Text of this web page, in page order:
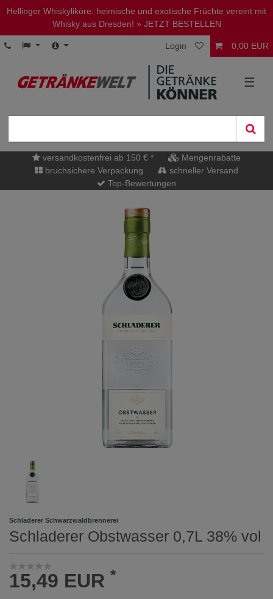
Hellinger Whiskyliköre: heimische und exotische Früchte vereint mit
Whisky aus Dresden! » JETZT BESTELLEN
Login 0,00 EUR
☰
versandkostenfrei ab 150 € *
Mengenrabatte
bruchsichere Verpackung
schneller Versand
Top-Bewertungen
Schladerer Schwarzwaldbrennerei
Schladerer Obstwasser 0,7L 38% vol
15,49 EUR *